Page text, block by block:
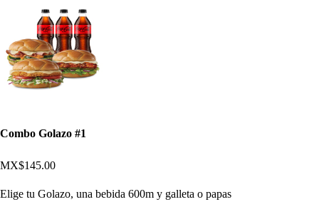
Combo Golazo #1
MX$145.00
Elige tu Golazo, una bebida 600m y galleta o papas